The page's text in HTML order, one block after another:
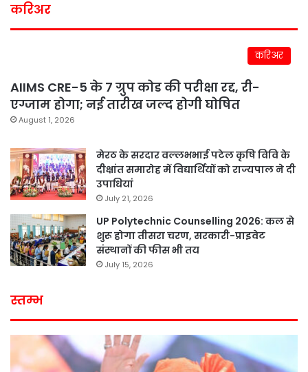
करिअर
करिअर
AIIMS CRE-5 के 7 ग्रुप कोड की परीक्षा रद्द, री-
एग्जाम होगा; नई तारीख जल्द होगी घोषित
August 1, 2026
मेरठ के सरदार वल्लभभाई पटेल कृषि विवि के
दीक्षांत समारोह में विद्यार्थियों को राज्यपाल ने दी
उपाधियां
July 21, 2026
UP Polytechnic Counselling 2026: कल से
शुरू होगा तीसरा चरण, सरकारी-प्राइवेट
संस्थानों की फीस भी तय
July 15, 2026
स्तम्भ